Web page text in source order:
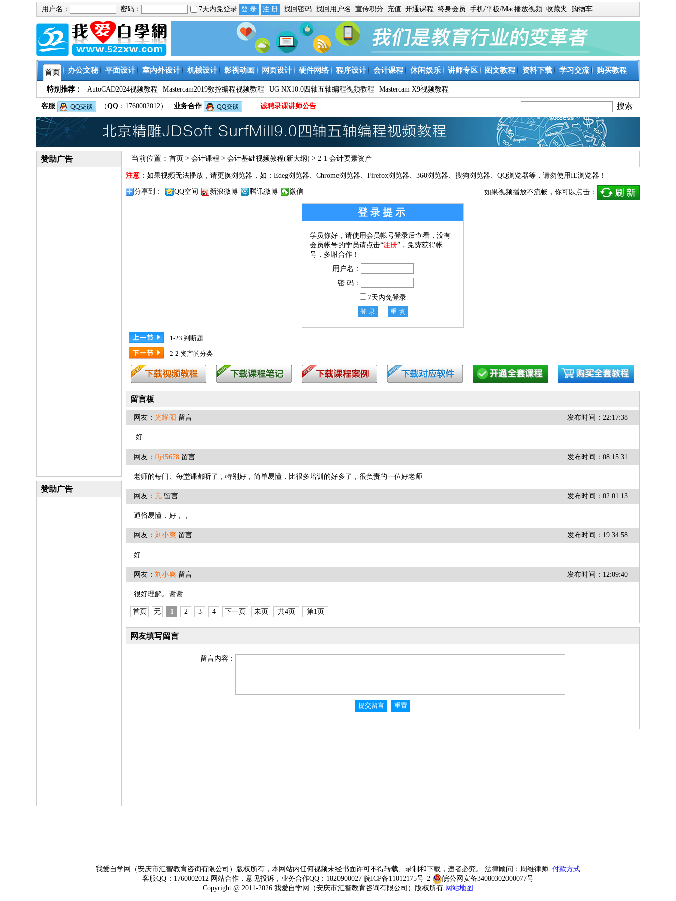
用户名： 密码： 7天内免登录 找回密码 找回用户名 宣传积分 充值 开通课程 终身会员 手机/平板/Mac播放视频 收藏夹 购物车
首页 办公文秘 平面设计 室内外设计 机械设计 影视动画 网页设计 硬件网络 程序设计 会计课程 休闲娱乐 讲师专区 图文教程 资料下载 学习交流 购买教程
特别推荐： AutoCAD2024视频教程 Mastercam2019数控编程视频教程 UG NX10.0四轴五轴编程视频教程 Mastercam X9视频教程
客服 （QQ ：1760002012） 业务合作 诚聘录课讲师公告
赞助广告
赞助广告
当前位置： 首页 > 会计课程 > 会计基础视频教程(新大纲) > 2-1 会计要素资产
注意： 如果视频无法播放，请更换浏览器，如： Edeg浏览器、 Chrome浏览器、 Firefox浏览器、 360浏览器、 搜狗浏览器、 QQ浏览器等，请勿使用IE浏览器！
分享到： QQ空间 新浪微博 腾讯微博 微信 如果视频播放不流畅，你可以点击：
登录提示
学员你好，请使用会员帐号登录后查看，没有
会员帐号的学员请点击“注册”，免费获得帐
号，多谢合作！
用户名：
密 码：
7天内免登录
1-23 判断题
2-2 资产的分类
留言板
网友： 光耀阳 留言 发布时间：22:17:38
好
网友： flj45678 留言 发布时间：08:15:31
老师的每门、每堂课都听了，特别好，简单易懂，比很多培训的好多了，很负责的一位好老师
网友： 亢 留言 发布时间：02:01:13
通俗易懂，好，，
网友： 刘小爽 留言 发布时间：19:34:58
好
网友： 刘小爽 留言 发布时间：12:09:40
很好理解。谢谢
首页 无 1 2 3 4 下一页 未页 共4页 第1页
网友填写留言
留言内容：
我爱自学网（安庆市汇智教育咨询有限公司）版权所有，本网站内任何视频未经书面许可不得转载、录制和下载，违者必究。 法律顾问：周维律师 付款方式
客服QQ：1760002012 网站合作，意见投诉，业务合作QQ：1820900027 皖ICP备11012175号-2
皖公网安备34080302000077号
Copyright @ 2011-2026 我爱自学网（安庆市汇智教育咨询有限公司）版权所有 网站地图